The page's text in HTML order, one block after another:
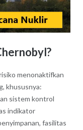
menonaktifkan
khususnya:
sistem kontrol
indikator
fasilitas